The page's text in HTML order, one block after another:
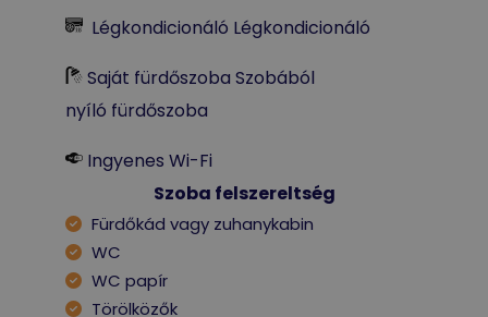
Légkondicionáló Légkondicionáló
Saját fürdőszoba Szobából
nyíló fürdőszoba
Ingyenes Wi-Fi
Szoba felszereltség
Fürdőkád vagy zuhanykabin
WC
WC papír
Törölközők